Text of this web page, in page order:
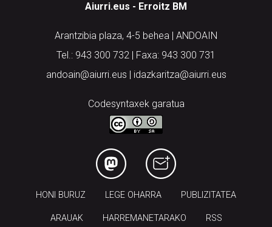
Aiurri.eus - Erroitz BM
Arantzibia plaza, 4-5 behea | ANDOAIN
Tel.: 943 300 732 | Faxa: 943 300 731
andoain@aiurri.eus | idazkaritza@aiurri.eus
Codesyntaxek garatua
HONI BURUZ LEGE OHARRA PUBLIZITATEA
ARAUAK HARREMANETARAKO RSS